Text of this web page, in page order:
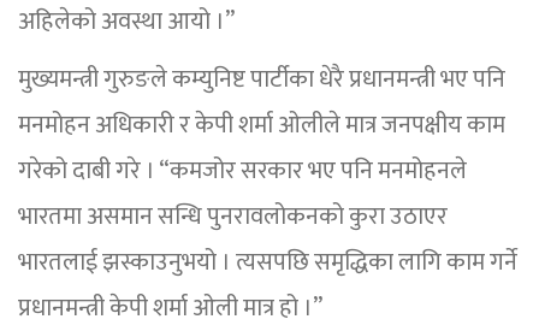
अहिलेको अवस्था आयो ।”
मुख्यमन्त्री गुरुङले कम्युनिष्ट पार्टीका धेरै प्रधानमन्त्री भए पनि
मनमोहन अधिकारी र केपी शर्मा ओलीले मात्र जनपक्षीय काम
गरेको दाबी गरे । “कमजोर सरकार भए पनि मनमोहनले
भारतमा असमान सन्धि पुनरावलोकनको कुरा उठाएर
भारतलाई झस्काउनुभयो । त्यसपछि समृद्धिका लागि काम गर्ने
प्रधानमन्त्री केपी शर्मा ओली मात्र हो ।”